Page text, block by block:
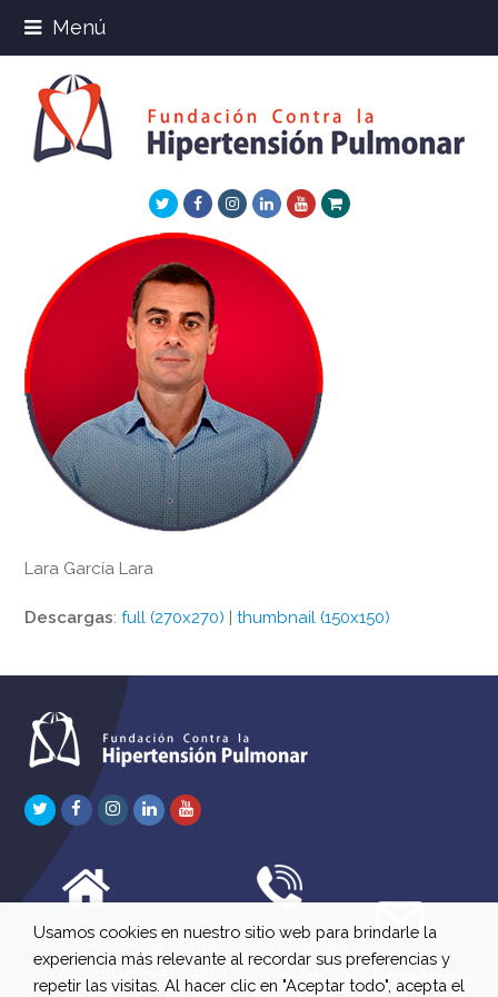
Menú
TwitterFacebookInstagram
LinkedInYoutube
Xing
Lara García Lara
Descargas:full (270x270) |thumbnail (150x150)
TwitterFacebook
Instagram
LinkedInYoutube
C/ Río Jordán 7 bajo
A 28981 Parla Madrid
647 630 515
661 73 42 04
info@fchp.es
Usamos cookies en nuestro sitio web para brindarle la
experiencia más relevante al recordar sus preferencias y
repetir las visitas. Al hacer clic en "Aceptar todo", acepta el